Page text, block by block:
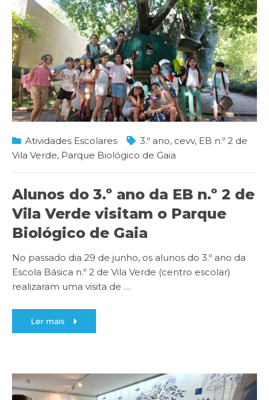
Atividades Escolares 3.º ano, cevv, EB n.º 2 de
Vila Verde, Parque Biológico de Gaia
Alunos do 3.º ano da EB n.º 2 de
Vila Verde visitam o Parque
Biológico de Gaia
No passado dia 29 de junho, os alunos do 3.º ano da
Escola Básica n.º 2 de Vila Verde (centro escolar)
realizaram uma visita de …
Ler mais